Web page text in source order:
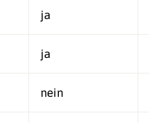
ja
ja
nein